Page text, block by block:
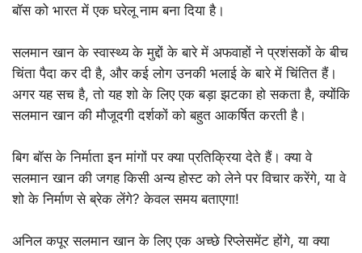
बॉस को भारत में एक घरेलू नाम बना दिया है।
सलमान खान के स्वास्थ्य के मुद्दों के बारे में अफवाहों ने प्रशंसकों के बीच
चिंता पैदा कर दी है, और कई लोग उनकी भलाई के बारे में चिंतित हैं।
अगर यह सच है, तो यह शो के लिए एक बड़ा झटका हो सकता है, क्योंकि
सलमान खान की मौजूदगी दर्शकों को बहुत आकर्षित करती है।
बिग बॉस के निर्माता इन मांगों पर क्या प्रतिक्रिया देते हैं। क्या वे
सलमान खान की जगह किसी अन्य होस्ट को लेने पर विचार करेंगे, या वे
शो के निर्माण से ब्रेक लेंगे? केवल समय बताएगा!
अनिल कपूर सलमान खान के लिए एक अच्छे रिप्लेसमेंट होंगे, या क्या